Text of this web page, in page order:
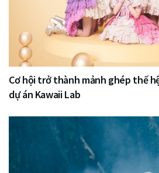
Cơ hội trở thành mảnh ghép thế
dự án Kawaii Lab